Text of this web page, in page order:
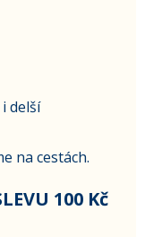
delší
na cestách.
100 Kč